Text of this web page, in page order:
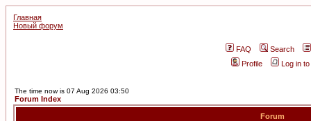
Главная
Новый форум
FAQ
Search
Profile
Log in
The time now is 07 Aug 2026 03:50
Forum Index
Forum